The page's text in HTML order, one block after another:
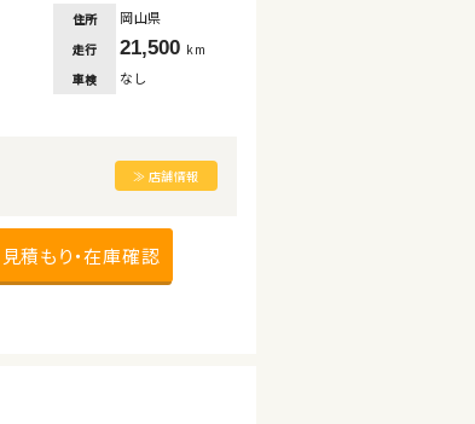
住所 岡山県
走行 21,500 km
車検 なし
≫ 店舗情報
見積もり・在庫確認